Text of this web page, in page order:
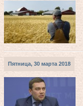
Пятница, 30 марта 2018